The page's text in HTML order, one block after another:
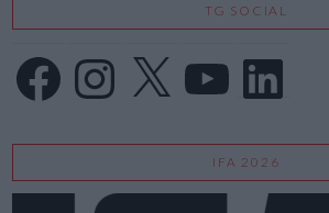
TG SOCIAL
FacebookInstagram
X LinkedIn
IFA 2026